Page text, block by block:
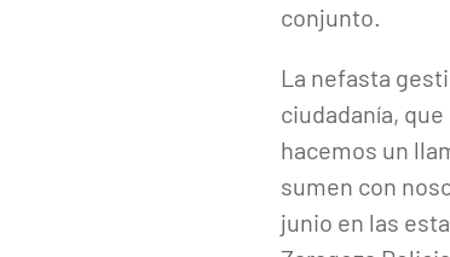
conjunto.
La nefasta
ciudadanía,
hacemos un
sumen con
junio en las